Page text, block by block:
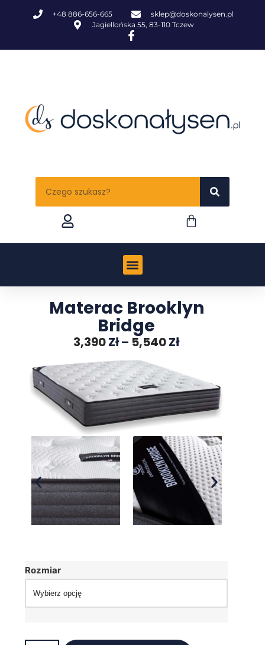
+48 886-656-665
sklep@doskonalysen.pl
Jagiellońska 55, 83-110 Tczew
Materac Brooklyn
Bridge
3,390Zł– 5,540Zł
Rozmiar